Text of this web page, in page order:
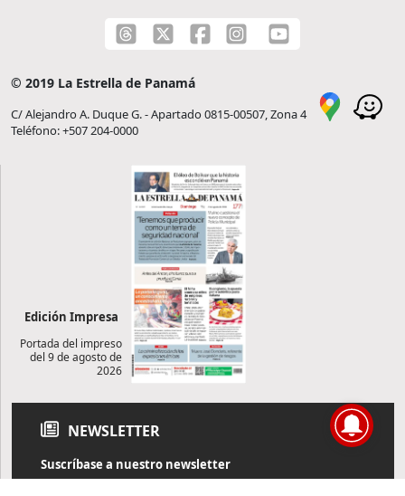
© 2019 La Estrella de Panamá
C/ Alejandro A. Duque G. - Apartado 0815-00507, Zona 4
Teléfono: +507 204-0000
Edición Impresa
Portada del impreso
del 9 de agosto de
2026
NEWSLETTER
Suscríbase a nuestro newsletter
Reciba diariamente información de actualidad directamente en